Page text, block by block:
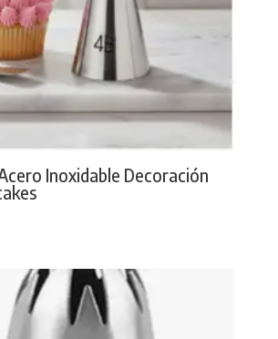
Inoxidable Decoración